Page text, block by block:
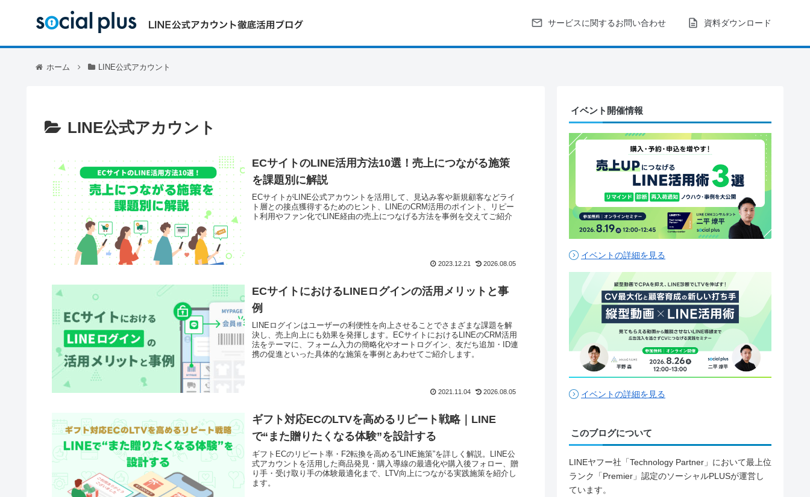
サービスに関するお問い合わせ 資料ダウンロード
ホーム LINE公式アカウント
LINE公式アカウント
ECサイトのLINE活用方法10選！売上につながる施策
を課題別に解説
ECサイトがLINE公式アカウントを活用して、見込み客や新規顧客などライ
ト層との接点獲得するためのヒント、LINEのCRM活用のポイント、リピー
ト利用やファン化でLINE経由の売上につなげる方法を事例を交えてご紹介
2023.12.21 2026.08.05
ECサイトにおけるLINEログインの活用メリットと事
例
LINEログインはユーザーの利便性を向上させることでさまざまな課題を解
決し、売上向上にも効果を発揮します。ECサイトにおけるLINEのCRM活用
法をテーマに、フォーム入力の簡略化やオートログイン、友だち追加・ID連
携の促進といった具体的な施策を事例とあわせてご紹介します。
2021.11.04 2026.08.05
ギフト対応ECのLTVを高めるリピート戦略｜LINE
で“また贈りたくなる体験”を設計する
ギフトECのリピート率・F2転換を高める“LINE施策”を詳しく解説。LINE公
式アカウントを活用した商品発見・購入導線の最適化や購入後フォロー、贈
り手・受け取り手の体験最適化まで、LTV向上につながる実践施策を紹介し
ます。
イベント開催情報
イベントの詳細を見る
イベントの詳細を見る
このブログについて
LINEヤフー社「Technology Partner」において最上位
ランク「Premier」認定のソーシャルPLUSが運営し
ています。